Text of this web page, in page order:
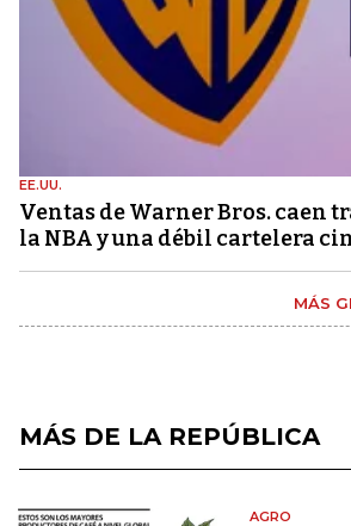
EE.UU.
Ventas de Warner Bros. caen
la NBA y una débil cartelera
MÁS
MÁS DE LA REPÚBLICA
AGRO